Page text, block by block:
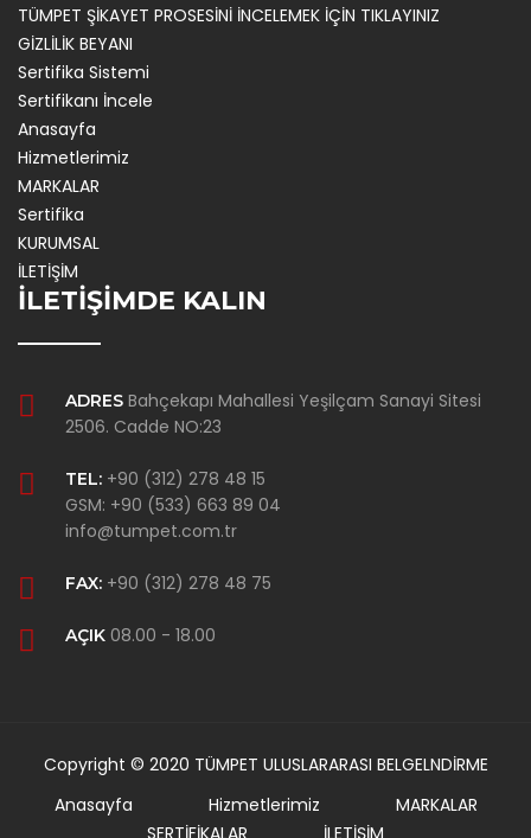
TÜMPET ŞİKAYET PROSESİNİ İNCELEMEK İÇİN TIKLAYINIZ
GİZLİLİK BEYANI
Sertifika Sistemi
Sertifikanı İncele
Anasayfa
Hizmetlerimiz
MARKALAR
Sertifika
KURUMSAL
İLETİŞİM
İLETİŞİMDE KALIN
ADRES Bahçekapı Mahallesi Yeşilçam Sanayi Sitesi
2506. Cadde NO:23
TEL: +90 (312) 278 48 15
GSM: +90 (533) 663 89 04
info@tumpet.com.tr
FAX: +90 (312) 278 48 75
AÇIK 08.00 - 18.00
Copyright © 2020 TÜMPET ULUSLARARASI BELGELNDİRME
Anasayfa
Hizmetlerimiz
MARKALAR
SERTİFİKALAR
İLETİŞİM